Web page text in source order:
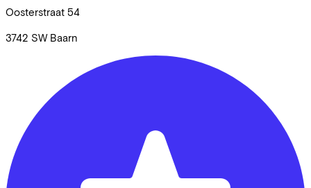
Oosterstraat 54
3742 SW Baarn